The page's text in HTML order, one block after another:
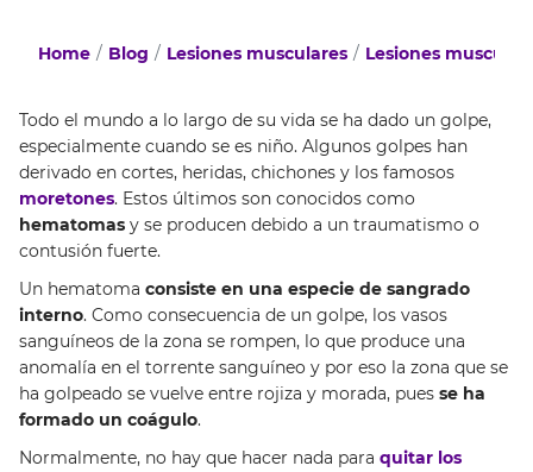
Home Blog Lesiones musculares Lesiones
Todo el mundo a lo largo de su vida se ha dado un golpe,
especialmente cuando se es niño. Algunos golpes han
derivado en cortes, heridas, chichones y los famosos
moretones. Estos últimos son conocidos como
hematomas y se producen debido a un traumatismo o
contusión fuerte.
Un hematoma consiste en una especie de sangrado
interno. Como consecuencia de un golpe, los vasos
sanguíneos de la zona se rompen, lo que produce una
anomalía en el torrente sanguíneo y por eso la zona que se
ha golpeado se vuelve entre rojiza y morada, pues se ha
formado un coágulo.
Normalmente, no hay que hacer nada para quitar los